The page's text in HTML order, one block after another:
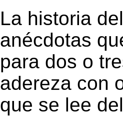
La historia
anécdotas
para dos o
adereza con
que se lee